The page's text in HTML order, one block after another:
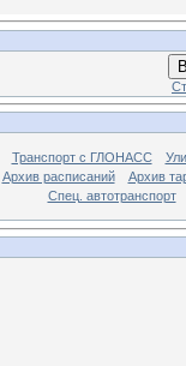
Транспорт с ГЛОНАСС
Архив расписаний
Архив
Спец. автотранспорт